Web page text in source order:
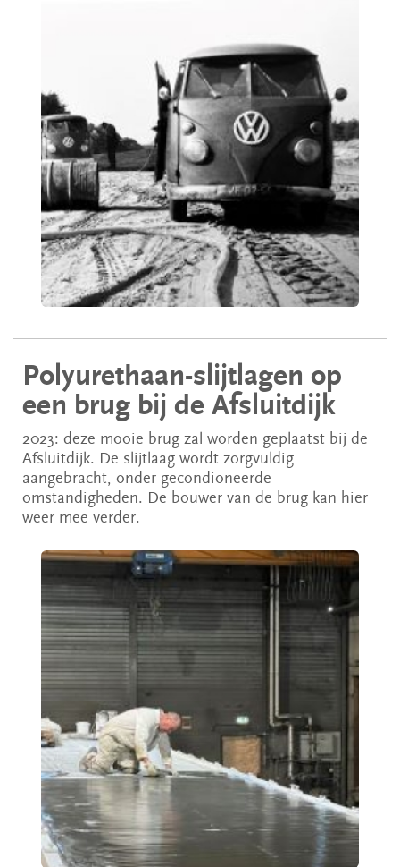
Polyurethaan-slijtlagen op
een brug bij de Afsluitdijk
2023: deze mooie brug zal worden geplaatst bij de
Afsluitdijk. De slijtlaag wordt zorgvuldig
aangebracht, onder gecondioneerde
omstandigheden. De bouwer van de brug kan hier
weer mee verder.